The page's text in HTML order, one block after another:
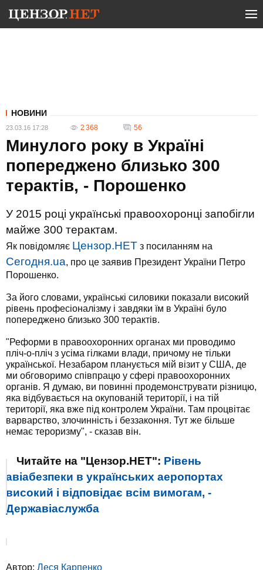
НОВИНИ
23.03.16 17:28 2 368 56
Минулого року в Україні
попереджено близько 300
терактів, - Порошенко
У 2015 році українські правоохоронці запобігли
майже 300 терактам.
Як повідомляє Цензор.НЕТ з посиланням на
Сегодня.ua, про це заявив Президент України Петро
Порошенко.
За його словами, українські силовики показали високий
рівень професіоналізму і завдяки їм в Україні було
попереджено близько 300 терактів.
"Реформи в правоохоронних органах ми проводимо
пліч-о-пліч з усіма гілками влади, причому не тільки
української. Незабаром планується мій візит у США, де
ми обговоримо співпрацю у сфері правоохоронних
органів. Я думаю, ви повинні продемонструвати різницю,
яка відбувається на окупованій території, і на тій
території, яка вже під контролем України. Там процвітає
варварство, злочинність і беззаконня. Тут же більше
немає тероризму", - сказав він.
Читайте на "Цензор.НЕТ": Рівень
авіабезпеки в українських аеропортах
високий і відповідає всім вимогам, -
Державіаслужба
Автор: Леся Карпенко